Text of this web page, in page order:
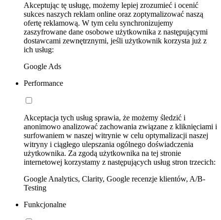
Akceptując tę usługę, możemy lepiej zrozumieć i ocenić
sukces naszych reklam online oraz zoptymalizować naszą
ofertę reklamową. W tym celu synchronizujemy
zaszyfrowane dane osobowe użytkownika z następującymi
dostawcami zewnętrznymi, jeśli użytkownik korzysta już z
ich usług:
Google Ads
Performance
Akceptacja tych usług sprawia, że możemy śledzić i
anonimowo analizować zachowania związane z kliknięciami i
surfowaniem w naszej witrynie w celu optymalizacji naszej
witryny i ciągłego ulepszania ogólnego doświadczenia
użytkownika. Za zgodą użytkownika na tej stronie
internetowej korzystamy z następujących usług stron trzecich:
Google Analytics, Clarity, Google recenzje klientów, A/B-
Testing
Funkcjonalne